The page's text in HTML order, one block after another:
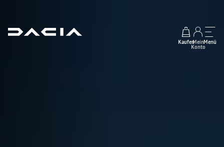
KaufenMein
Konto
Menü